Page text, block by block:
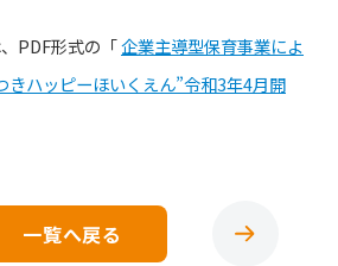
PDF形式の「企業主導型保育事業によ
きハッピーほいくえん”令和3年4月開
一覧へ戻る